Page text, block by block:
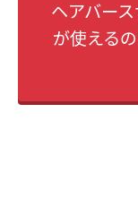
ヘアバー
が使える